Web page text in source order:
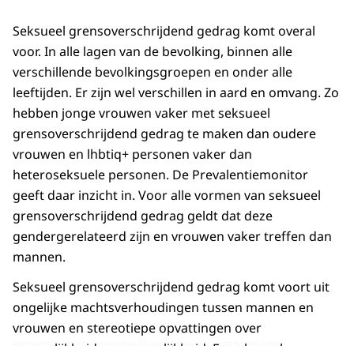
Seksueel grensoverschrijdend gedrag komt overal
voor. In alle lagen van de bevolking, binnen alle
verschillende bevolkingsgroepen en onder alle
leeftijden. Er zijn wel verschillen in aard en omvang. Zo
hebben jonge vrouwen vaker met seksueel
grensoverschrijdend gedrag te maken dan oudere
vrouwen en lhbtiq+ personen vaker dan
heteroseksuele personen. De Prevalentiemonitor
geeft daar inzicht in. Voor alle vormen van seksueel
grensoverschrijdend gedrag geldt dat deze
gendergerelateerd zijn en vrouwen vaker treffen dan
mannen.
Seksueel grensoverschrijdend gedrag komt voort uit
ongelijke machtsverhoudingen tussen mannen en
vrouwen en stereotiepe opvattingen over